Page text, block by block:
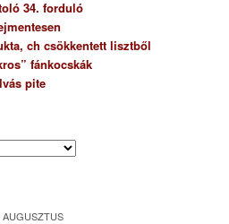
34. forduló
ch csökkentett lisztből
fánkocskák
pite
AUGUSZTUS